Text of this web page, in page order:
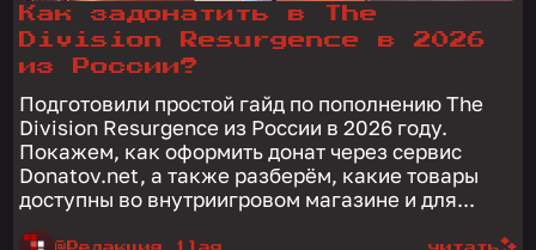
Как задонатить в The
Division Resurgence в 2026
из России?
Подготовили простой гайд по пополнению The
Division Resurgence из России в 2026 году.
Покажем, как оформить донат через сервис
Donatov.net, а также разберём, какие товары
доступны во внутриигровом магазине и для...
@Редакция 1lag читать